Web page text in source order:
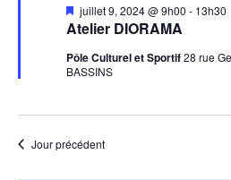
Atelier DIORAMA
Mis
en
avant
juillet 9, 2024 @ 9h00 - 13h30
Pôle Culturel et Sportif28 rue
BASSINS
Jour précédent